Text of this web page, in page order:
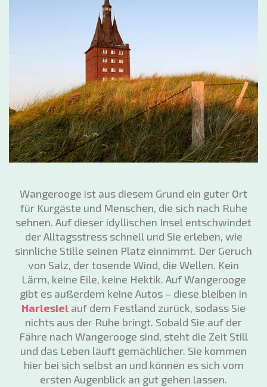
Wangerooge ist aus diesem Grund ein guter Ort
für Kurgäste und Menschen, die sich nach Ruhe
sehnen. Auf dieser idyllischen Insel entschwindet
der Alltagsstress schnell und Sie erleben, wie
sinnliche Stille seinen Platz einnimmt. Der Geruch
von Salz, der tosende Wind, die Wellen. Kein
Lärm, keine Eile, keine Hektik. Auf Wangerooge
gibt es außerdem keine Autos – diese bleiben in
Harlesiel auf dem Festland zurück, sodass Sie
nichts aus der Ruhe bringt. Sobald Sie auf der
Fähre nach Wangerooge sind, steht die Zeit Still
und das Leben läuft gemächlicher. Sie kommen
hier bei sich selbst an und können es sich vom
ersten Augenblick an gut gehen lassen.